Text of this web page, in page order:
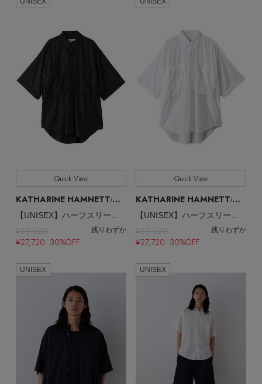
Quick View
KATHARINE HAMNETT/キャサリン・ハムネット
¥39,600 残りわずか
¥27,720 30%OFF
Quick View
KATHARINE HAMNETT/キャサリン・ハムネット
¥39,600 残りわずか
¥27,720 30%OFF
UNISEX
UNISEX